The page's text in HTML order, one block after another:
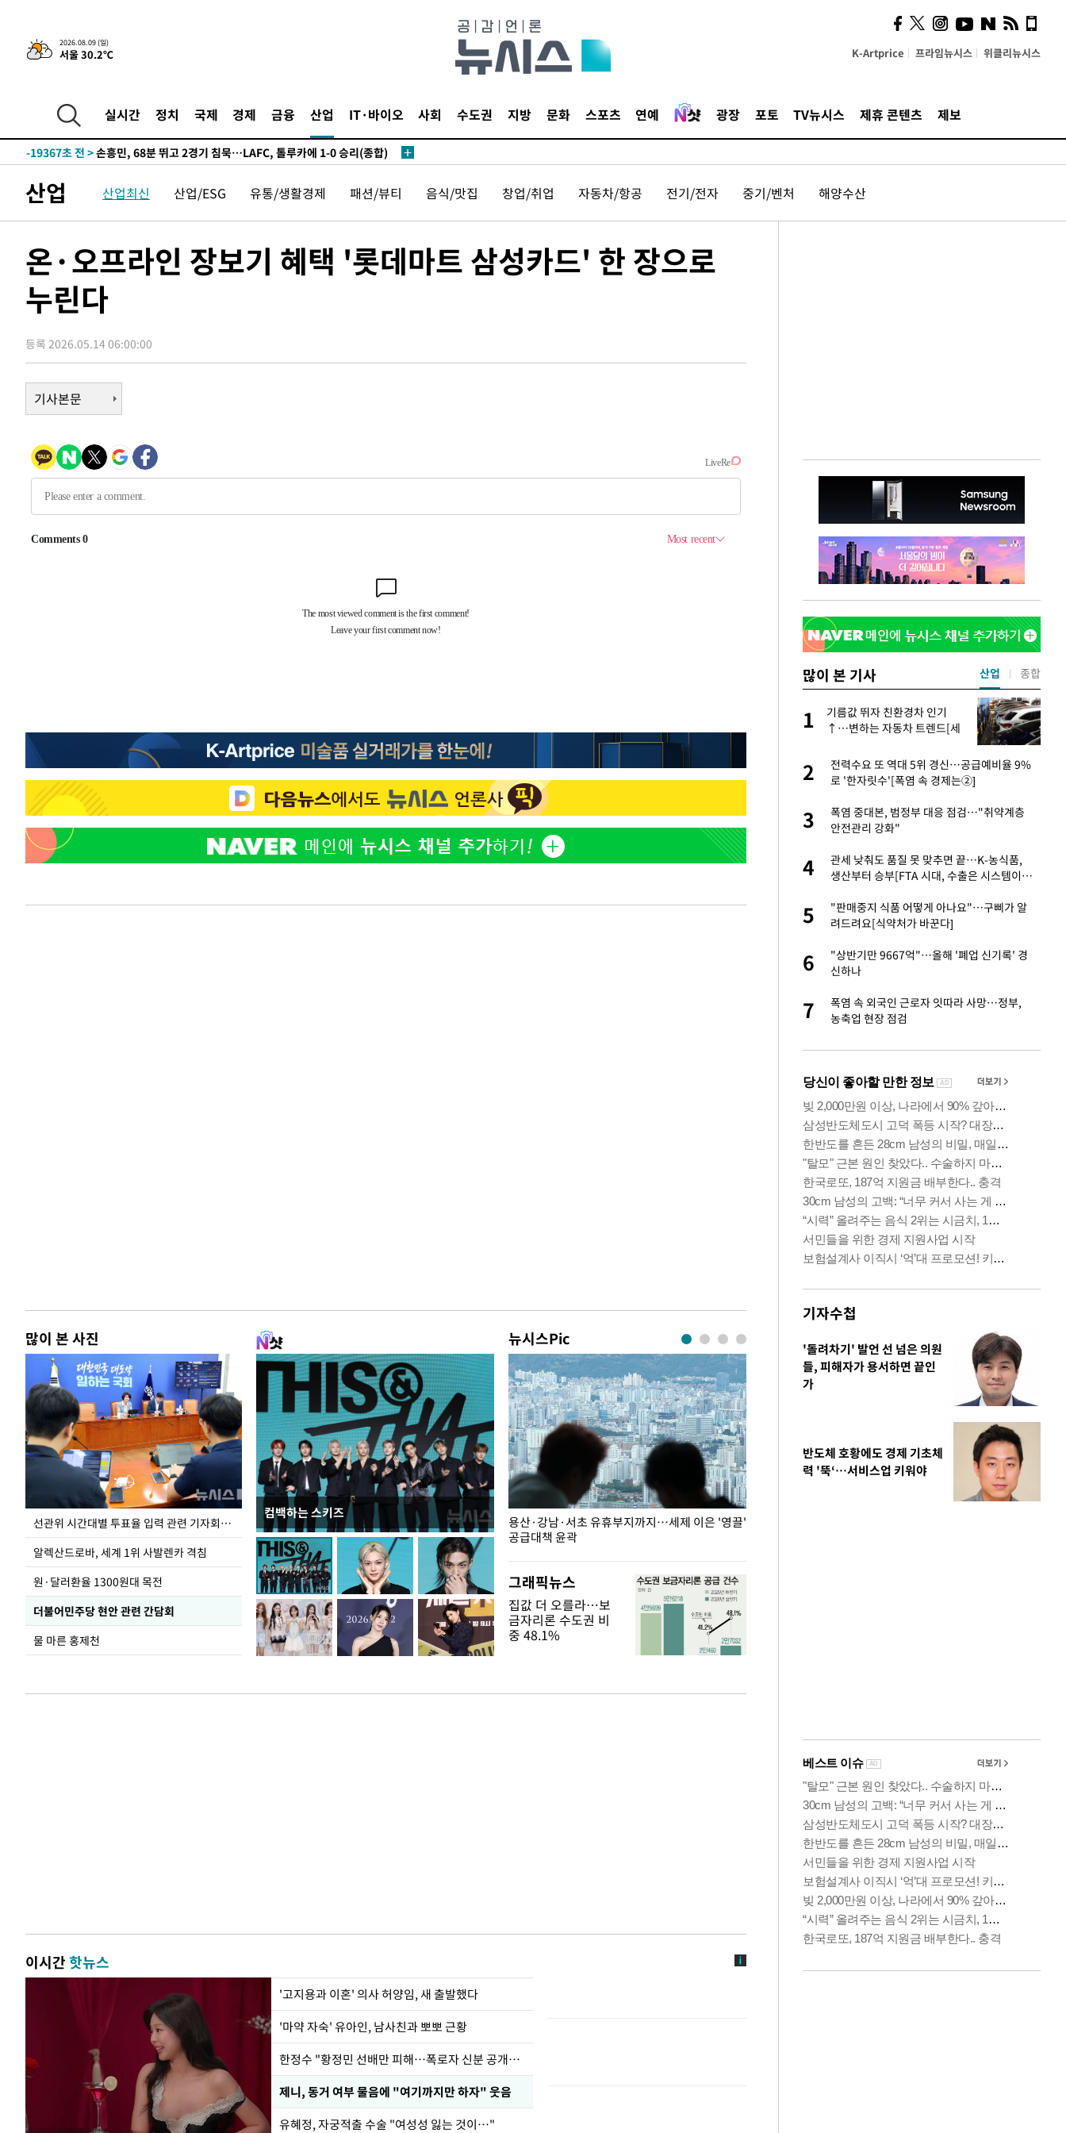
2026.08.09 (일)
서울 30.2℃ K-Artprice 프라임뉴시스 위클리뉴시스
실시간 정치 국제 경제 금융 산업 IT·바이오 사회 수도권 지방 문화 스포츠 연예 광장 포토 TV뉴시스 제휴 콘텐츠 제보
2시간 전 >“美 이란전 무기 소진…북한과 분쟁시 주한 미군 취약해질 수 있어”
-24075초 전 >
[속보]장은수, KLPGA 제주삼다수 역전 우승…데뷔 10년 차에 첫
-19440초 전 >
-19367초 전 >손흥민, 68분 뛰고 2경기 침묵…LAFC, 톨루카에 1-0 승리(종합)
-17391초 전 >
이강인, 오늘 서울서 AT마드리드 입단식…'전례 없는 특급대우'
-4273초 전 >'여긴 20도, 저긴 50도'…열화상 카메라로 본 폭염 저감시설 '온도
44분 전 > 튀르키예 외무장관, "메카 3국 방위협정은 이란이 목표 아냐 " 밝혀
1시간 전 >이군이 불법 군시설 건설한 레바논 남부에서 레바논군 3명 폭발로 부상
2시간 전 >[속보]美중부 사령관, 이스라엘 긴급방문 다중화된 전선 상황 논의
론 누출”
2시간 전 >‘축구의 신’ 아르헨티나 축구 선수 메시의 부친 지병 별세
-31433초 전 >
"일본축구협회, 대한축구협회 성 접대 의혹 심판 조사"
-24075초 전 >[속보]장은수, KLPGA 제주삼다수 역전 우승…데뷔 10년 차에 첫
-19440초 전 >"얼마나 더웠으면"…안동 물길공원서 헤엄친 구렁이 '소동'
-19367초 전 >손흥민, 68분 뛰고 2경기 침묵…LAFC, 톨루카에 1-0 승리(종합)
이군이 불법 군시설 건설한 레바논 남부에서 레바논군 3명 폭발로 부상
[속보]美중부 사령관, 이스라엘 긴급방문 다중화된 전선 상황 논의
산업 산업최신 산업/ESG 유통/생활경제 패션/뷰티 음식/맛집 창업/취업 자동차/항공 전기/전자 중기/벤처 해양수산
온·오프라인 장보기 혜택 '롯데마트 삼성카드' 한 장으로
누린다
등록 2026.05.14 06:00:00
기사본문
많이 본 사진
선관위 시간대별 투표율 입력 관련 기자회견하는 주진우 의원
알렉산드로바, 세계 1위 사발렌카 격침
원·달러환율 1300원대 목전
더불어민주당 현안 관련 간담회
물 마른 홍제천
컴백하는 스키즈
뉴시스Pic
주유소 기름값 12주째 하락, L당 1천800원대
용산·강남·서초 유휴부지까지…세제 이은 '영끌'
공급대책 윤곽
그래픽뉴스
집값 더 오를라…보
금자리론 수도권 비
중 48.1%
이시간핫뉴스
'고지용과 이혼' 의사 허양임, 새 출발했다
'마약 자숙' 유아인, 남사친과 뽀뽀 근황
한정수 "황정민 선배만 피해…폭로자 신분 공개하라"
제니, 동거 여부 물음에 "여기까지만 하자" 웃음
유혜정, 자궁적출 수술 "여성성 잃는 것이…"
많이 본 기사
2
손떨림 건강이상설 한승연…"목디스크 심해
치료 중"
3
한정수 "황정민 선배만 피해…떳떳하면 신분
공개하라"
4
기름값 뛰자 친환경차 인기↑…변하는 자동
5
[단독]대통령기록관, '尹 추가' 홈페이지 공
1
기름값 뛰자 친환경차 인기
↑…변하는 자동차 트렌드[세
2
전력수요 또 역대 5위 경신…공급예비율 9%
로 '한자릿수'[폭염 속 경제는②]
3
폭염 중대본, 범정부 대응 점검…"취약계층
안전관리 강화"
4
관세 낮춰도 품질 못 맞추면 끝…K-농식품,
생산부터 승부[FTA 시대, 수출은 시스템이다
5
"판매중지 식품 어떻게 아나요"…구삐가 알
려드려요[식약처가 바꾼다]
6
"상반기만 9667억"…올해 '폐업 신기록' 경
신하나
7
폭염 속 외국인 근로자 잇따라 사망…정부,
농축업 현장 점검
산업 종합
기자수첩
'돌려차기' 발언 선 넘은 의원
들, 피해자가 용서하면 끝인
가
반도체 호황에도 경제 기초체
력 '뚝‘…서비스업 키워야